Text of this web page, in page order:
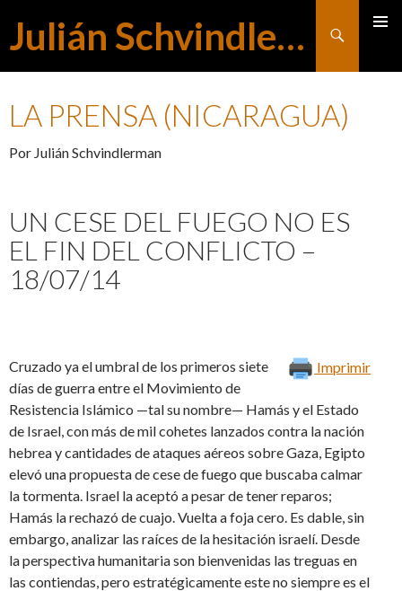
Julián Schvindlerman
Buscar
LA PRENSA (NICARAGUA)
Por Julián Schvindlerman
UN CESE DEL FUEGO NO ES
EL FIN DEL CONFLICTO –
18/07/14
Imprimir
Cruzado ya el umbral de los primeros siete
días de guerra entre el Movimiento de
Resistencia Islámico —tal su nombre— Hamás y el Estado
de Israel, con más de mil cohetes lanzados contra la nación
hebrea y cantidades de ataques aéreos sobre Gaza, Egipto
elevó una propuesta de cese de fuego que buscaba calmar
la tormenta. Israel la aceptó a pesar de tener reparos;
Hamás la rechazó de cuajo. Vuelta a foja cero. Es dable, sin
embargo, analizar las raíces de la hesitación israelí. Desde
la perspectiva humanitaria son bienvenidas las treguas en
las contiendas, pero estratégicamente este no siempre es el